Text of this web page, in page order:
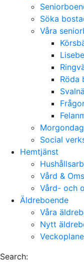
Söka
Våra
Röda
Social
Hemtjänst
Vård &
Vård- och
Äldreboende
Våra
Nytt
Search: